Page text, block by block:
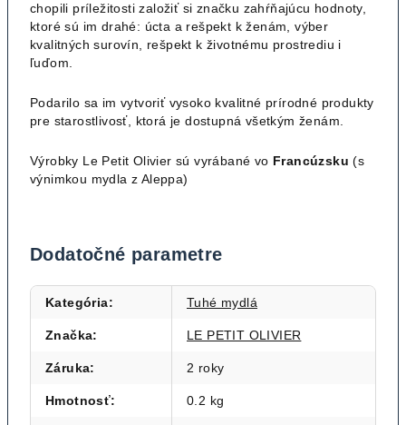
chopili príležitosti založiť si značku zahŕňajúcu hodnoty,
ktoré sú im drahé: úcta a rešpekt k ženám, výber
kvalitných surovín, rešpekt k životnému prostrediu i
ľuďom.
Podarilo sa im vytvoriť vysoko kvalitné prírodné produkty
pre starostlivosť, ktorá je dostupná všetkým ženám.
Výrobky Le Petit Olivier sú vyrábané vo Francúzsku (s
výnimkou mydla z Aleppa)
Dodatočné parametre
Kategória: Tuhé mydlá
Značka: LE PETIT OLIVIER
Záruka: 2 roky
Hmotnosť: 0.2 kg